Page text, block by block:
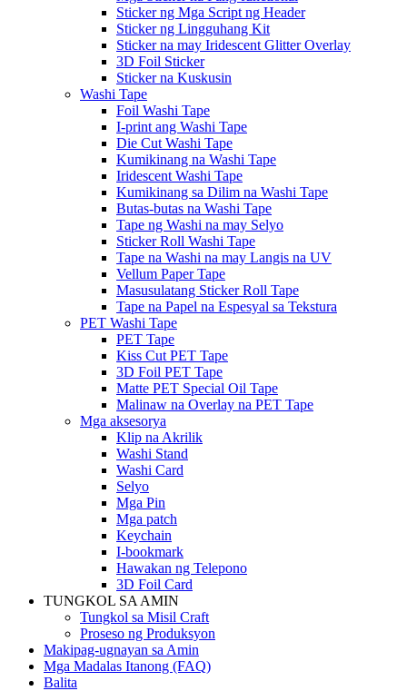
Sticker ng Mga Script ng Header
Sticker ng Lingguhang Kit
Sticker na may Iridescent Glitter Overlay
3D Foil Sticker
Sticker na Kuskusin
Washi Tape
Foil Washi Tape
I-print ang Washi Tape
Die Cut Washi Tape
Kumikinang na Washi Tape
Iridescent Washi Tape
Kumikinang sa Dilim na Washi Tape
Butas-butas na Washi Tape
Tape ng Washi na may Selyo
Sticker Roll Washi Tape
Tape na Washi na may Langis na UV
Vellum Paper Tape
Masusulatang Sticker Roll Tape
Tape na Papel na Espesyal sa Tekstura
PET Washi Tape
PET Tape
Kiss Cut PET Tape
3D Foil PET Tape
Matte PET Special Oil Tape
Malinaw na Overlay na PET Tape
Mga aksesorya
Klip na Akrilik
Washi Stand
Washi Card
Selyo
Mga Pin
Mga patch
Keychain
I-bookmark
Hawakan ng Telepono
3D Foil Card
TUNGKOL SA AMIN
Tungkol sa Misil Craft
Proseso ng Produksyon
Makipag-ugnayan sa Amin
Mga Madalas Itanong (FAQ)
Balita